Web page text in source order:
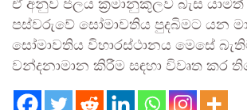
ඒ අනුව ජලය ක්‍රමානුකූලව බැස යාමත්
පස්වරුවේ සෝමාවතිය පුදබිමට යන
සෝමාවතිය විහාරස්ථානය මෙසේ
වන්දනාමාන කිරීම සඳහා විවෘත කර